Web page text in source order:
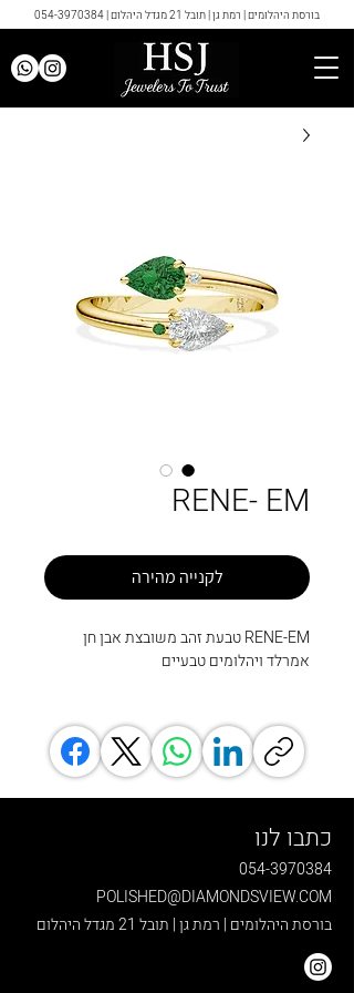
בורסת היהלומים | רמת גן | תובל 21 מגדל היהלום | 054-3970384
RENE- EM
לקנייה מהירה
RENE-EM טבעת זהב משובצת אבן חן
אמרלד ויהלומים טבעיים
כתבו לנו
054-3970384
POLISHED@DIAMONDSVIEW.COM
בורסת היהלומים | רמת גן | תובל 21 מגדל היהלום